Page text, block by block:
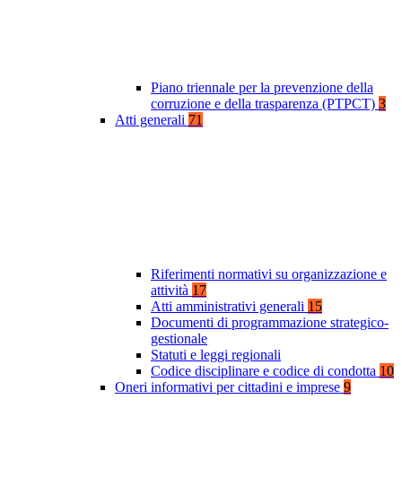
Piano triennale per la prevenzione della
corruzione e della trasparenza (PTPCT) 3
Atti generali 71
Riferimenti normativi su organizzazione e
attività 17
Atti amministrativi generali 15
Documenti di programmazione strategico-
gestionale
Statuti e leggi regionali
Codice disciplinare e codice di condotta 10
Oneri informativi per cittadini e imprese 9